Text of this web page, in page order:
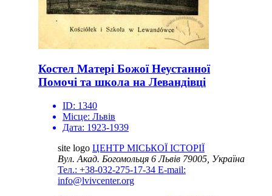
Костел Матері Божої Неустанної
Помочі та школа на Левандівці
ID: 1340
Місце: Львів
Дата: 1923-1939
site logo ЦЕНТР МІСЬКОЇ ІСТОРІЇ
Вул. Акад. Богомольця 6Львів 79005, Україна
Тел.: +38-032-275-17-34 E-mail:
info@lvivcenter.org